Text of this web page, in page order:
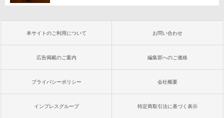
本サイトのご利用について お問い合わせ
広告掲載のご案内 編集部へのご連絡
プライバシーポリシー 会社概要
インプレスグループ 特定商取引法に基づく表示